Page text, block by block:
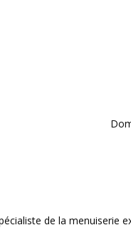
de la menuiserie